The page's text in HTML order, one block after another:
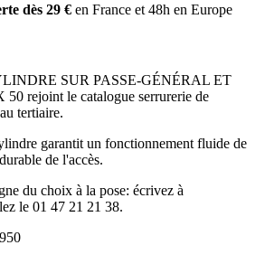
dès 29 € en France et 48h en Europe
SUR PASSE-GÉNÉRAL ET
rejoint le catalogue serrurerie de
tertiaire.
garantit un fonctionnement fluide de
de l'accès.
du choix à la pose: écrivez à
le 01 47 21 21 38.